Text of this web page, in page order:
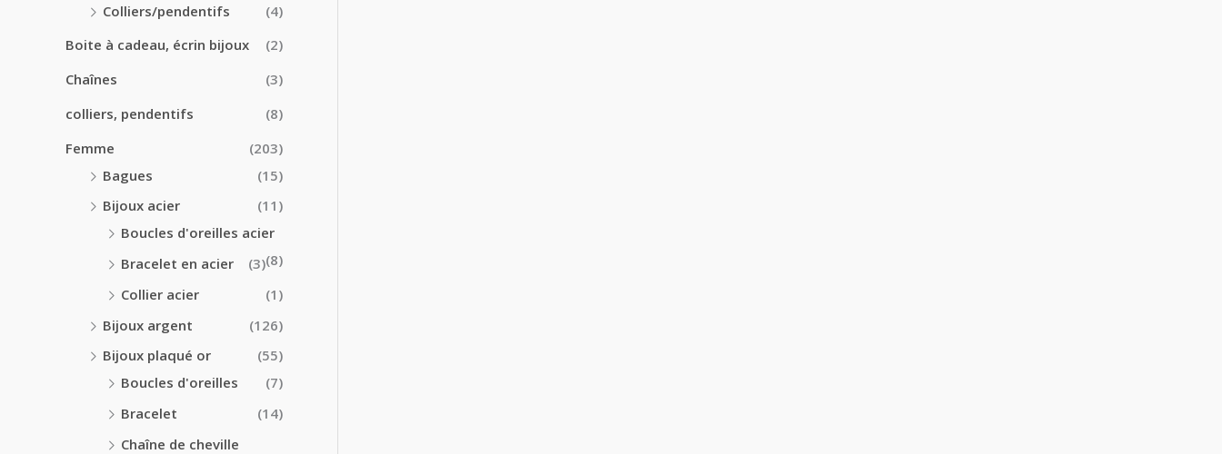
2
Colliers/pendentifs
(4)
Boite à cadeau, écrin bijoux
(2)
Chaînes
(3)
colliers, pendentifs
(8)
Femme
(203)
Bagues
(15)
Bijoux acier
(11)
Boucles d'oreilles acier
(8)
Bracelet en acier
(3)
Collier acier
(1)
Bijoux argent
(126)
Bijoux plaqué or
(55)
Boucles d'oreilles
(7)
Bracelet
(14)
Chaîne de cheville